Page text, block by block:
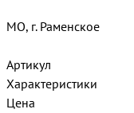
МО, г. Раменское
Артикул
Характеристики
Цена